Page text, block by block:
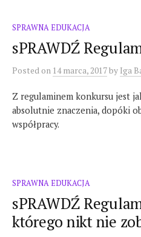
SPRAWNA EDUKACJA
sPRAWDŹ
Posted on 14 marca, 2017by Iga
Z regulaminem konkursu jest
absolutnie znaczenia, dopóki
współpracy.
SPRAWNA EDUKACJA
sPRAWDŹ
którego nikt nie